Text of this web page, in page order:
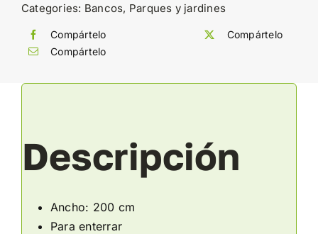
Categories: Bancos, Parques y jardines
Compártelo
Compártelo
Compártelo
Descripción
Ancho: 200 cm
Para enterrar